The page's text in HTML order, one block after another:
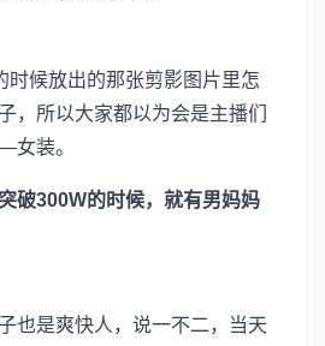
时候放出的那张剪影图片里怎
，所以大家都以为会是主播们
女装。
破300W的时候，就有男妈妈
也是爽快人，说一不二，当天